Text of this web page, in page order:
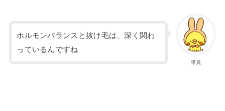
隊員
ホルモンバランスと抜け毛は、深く関わ
っているんですね